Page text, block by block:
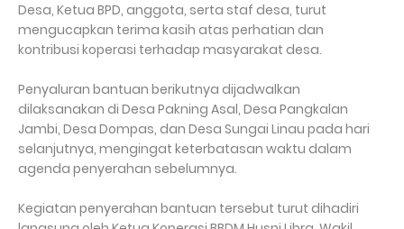
Desa, Ketua BPD, anggota, serta staf desa, turut
mengucapkan terima kasih atas perhatian dan
kontribusi koperasi terhadap masyarakat desa.
Penyaluran bantuan berikutnya dijadwalkan
dilaksanakan di Desa Pakning Asal, Desa Pangkalan
Jambi, Desa Dompas, dan Desa Sungai Linau pada hari
selanjutnya, mengingat keterbatasan waktu dalam
agenda penyerahan sebelumnya.
Kegiatan penyerahan bantuan tersebut turut dihadiri